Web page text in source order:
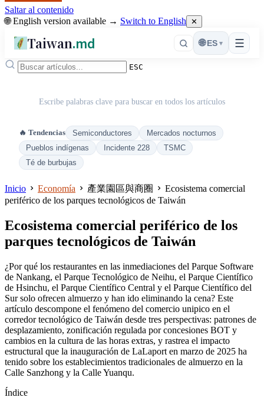
Saltar al contenido
🌐 English version available → Switch to English ✕
Taiwan.md ☰
🌐 ES ▾
ESC
Escribe palabras clave para buscar en todos los artículos
🔥 Tendencias Semiconductores
Mercados nocturnos
Pueblos indígenas
Incidente 228
TSMC
Té de burbujas
Inicio Economía 產業園區與商圈
Ecosistema comercial
periférico de los parques tecnológicos de Taiwán
Ecosistema comercial periférico de los
parques tecnológicos de Taiwán
¿Por qué los restaurantes en las inmediaciones del Parque Software
de Nankang, el Parque Tecnológico de Neihu, el Parque Científico
de Hsinchu, el Parque Científico Central y el Parque Científico del
Sur solo ofrecen almuerzo y han ido eliminando la cena? Este
artículo descompone el fenómeno del comercio unipico en el
corredor tecnológico de Taiwán desde tres perspectivas: patrones de
desplazamiento, zonificación regulada por concesiones BOT y
cambios en la cultura de las horas extras, y rastrea el impacto
estructural que la inauguración de LaLaport en marzo de 2025 ha
tenido sobre los establecimientos tradicionales de almuerzo en la
Calle Sanzhong y la Calle Yuanqu.
Índice